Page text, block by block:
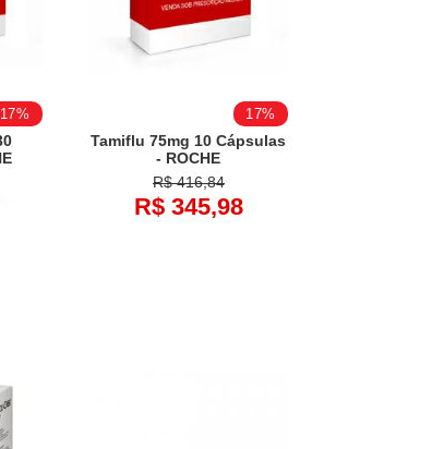
17% 17%
Tamiflu 75mg 10 Cápsulas
- ROCHE
R$ 416,84
R$ 345,98